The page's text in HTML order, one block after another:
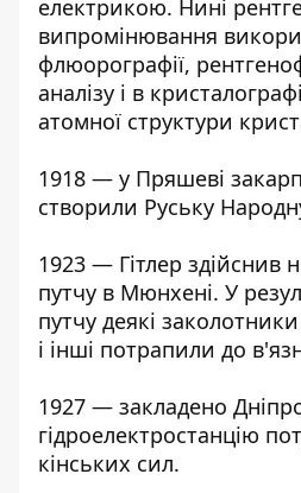
електрикою. Нині
випромінювання
флюорографії,
аналізу і в
атомної структури
1918 — у Пряшеві
створили Руську
1923 — Гітлер здійснив
путчу в Мюнхені. У
путчу деякі
і інші потрапили до
1927 — закладено
гідроелектростанцію
кінських сил.